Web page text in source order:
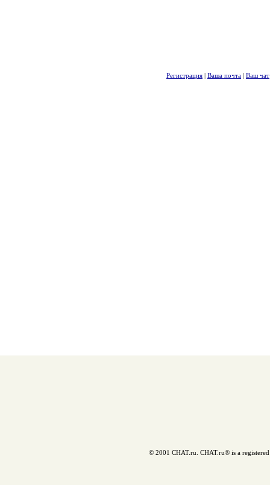
Регистрация | Ваша почта | Ваш чат
© 2001 CHAT.ru. CHAT.ru® is a